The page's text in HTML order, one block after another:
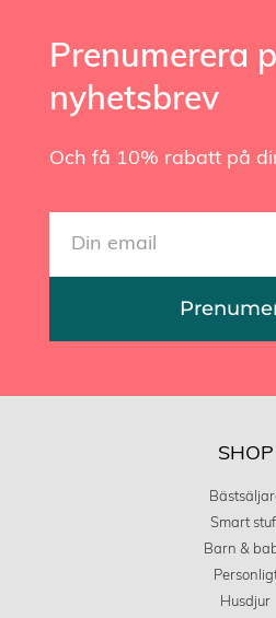
Prenumerera
nyhetsbrev
Och få 10% rabatt på
SHOP
Smart
Barn &
Husdjur